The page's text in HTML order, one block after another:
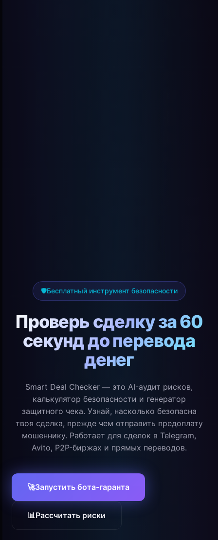
🛡️Бесплатный инструмент безопасности
Проверь сделку за 60
секунд до перевода
денег
Smart Deal Checker — это AI-аудит рисков,
калькулятор безопасности и генератор
защитного чека. Узнай, насколько безопасна
твоя сделка, прежде чем отправить предоплату
мошеннику. Работает для сделок в Telegram,
Avito, P2P-биржах и прямых переводов.
🚀Запустить бота-гаранта
📊Рассчитать риски